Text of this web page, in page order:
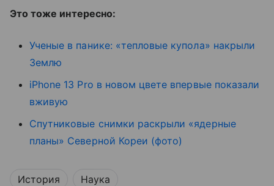
Это тоже интересно:
Ученые в панике: «тепловые купола» накрыли
Землю
iPhone 13 Pro в новом цвете впервые показали
вживую
Спутниковые снимки раскрыли «ядерные
планы» Северной Кореи (фото)
История Наука